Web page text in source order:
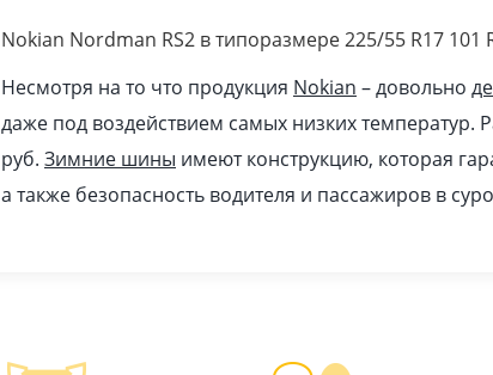
Nokian Nordman RS2 в типоразмере 225/55 R17 101
Несмотря на то что продукция Nokian – довольно
даже под воздействием самых низких температур.
pуб. Зимние шины имеют конструкцию, которая
а также безопасность водителя и пассажиров в